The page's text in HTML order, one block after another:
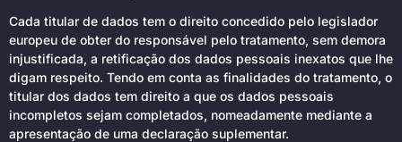
Cada titular de dados tem o direito concedido pelo legislador
europeu de obter do responsável pelo tratamento, sem demora
injustificada, a retificação dos dados pessoais inexatos que lhe
digam respeito. Tendo em conta as finalidades do tratamento, o
titular dos dados tem direito a que os dados pessoais
incompletos sejam completados, nomeadamente mediante a
apresentação de uma declaração suplementar.